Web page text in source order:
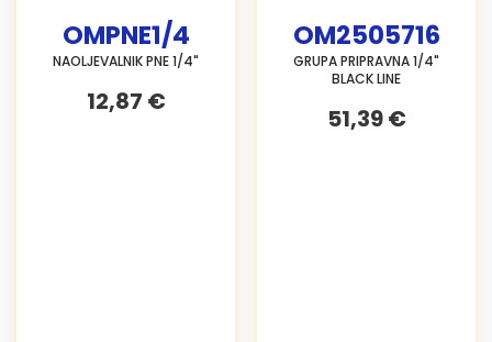
OMPNE1/4
NAOLJEVALNIK PNE 1/4"
12,87 €
OM2505716
GRUPA PRIPRAVNA 1/4"
BLACK LINE
51,39 €